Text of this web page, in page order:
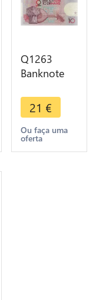
Q1263
Banknote
Dirhams
King
Hassan II
1987 1407
21 €
Ou faça uma
oferta